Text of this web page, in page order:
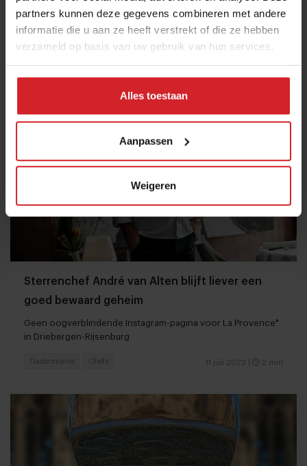
partners kunnen deze gegevens combineren met andere
informatie die u aan ze heeft verstrekt of die ze hebben
verzameld op basis van uw gebruik van hun services.
Alles toestaan
Aanpassen
Weigeren
Chaud Devant zet nieuwe stap richting het verkleinen van hun
12 juli 2022 | 2 min
Producenten Duurzaamheid
Sterrenchef André van Alten blijft liever een
goed bewaard geheim
Geen oogverblindende Instagram-pagina voor La Provence*
in Driebergen-Rijsenburg
11 juli 2022 2 min
Gastronomie Chefs